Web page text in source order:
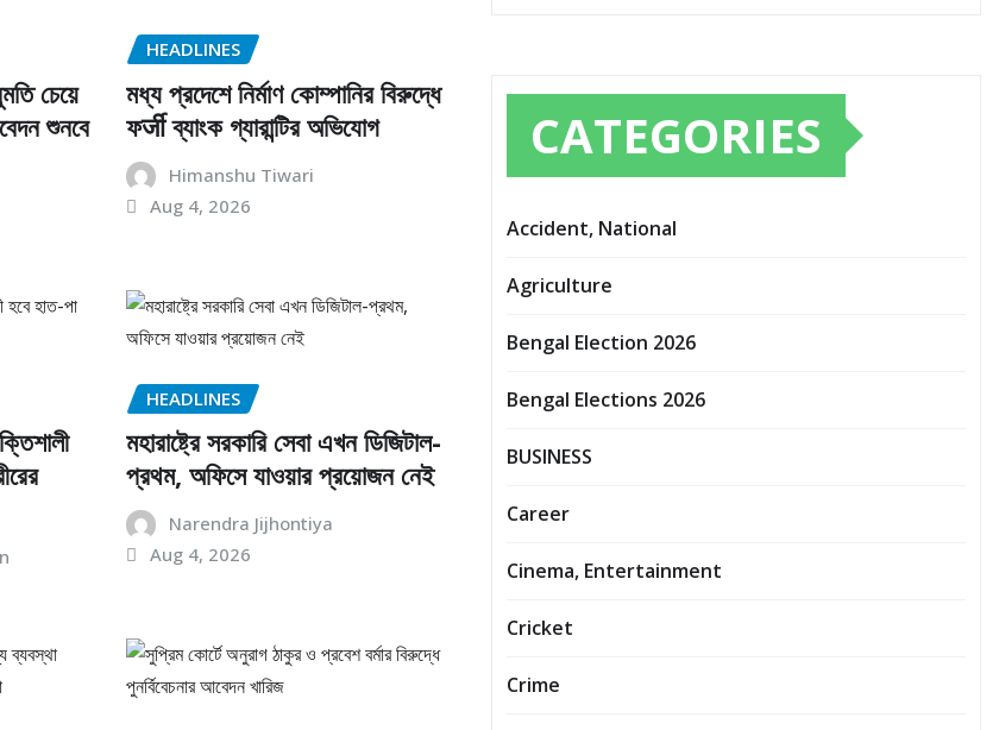
চেয়ে
শুনবে
HEADLINES
মধ্য প্রদেশে নির্মাণ কোম্পানির বিরুদ্ধে
ফर्जी ব্যাংক গ্যারান্টির অভিযোগ
Himanshu Tiwari
Aug 4, 2026
HEADLINES
মহারাষ্ট্রে সরকারি সেবা এখন ডিজিটাল-
প্রথম, অফিসে যাওয়ার প্রয়োজন নেই
Narendra Jijhontiya
Aug 4, 2026
CATEGORIES
Accident, National
Agriculture
Bengal Election 2026
Bengal Elections 2026
BUSINESS
Career
Cinema, Entertainment
Cricket
Crime